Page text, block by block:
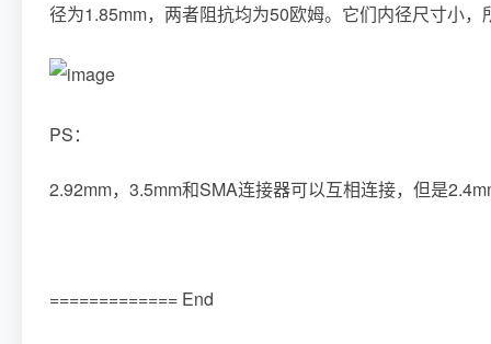
径为1.85mm，两者阻抗均为50欧姆。它们内径尺寸小
PS：
2.92mm，3.5mm和SMA连接器可以互相连接，但是
============= End